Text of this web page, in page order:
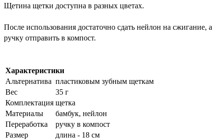
Щетина щетки доступна в разных цветах.
После использования достаточно сдать нейлон на сжигание, а
ручку отправить в компост.
Характеристики
Альтернатива пластиковым зубным щеткам
Вес
35 г
Комплектация щетка
Материалы
бамбук, нейлон
Переработка
ручку в компост
Размер
длина - 18 см